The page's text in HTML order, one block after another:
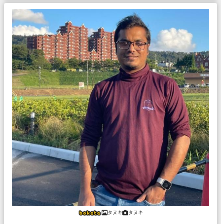
タヌキ タヌキ